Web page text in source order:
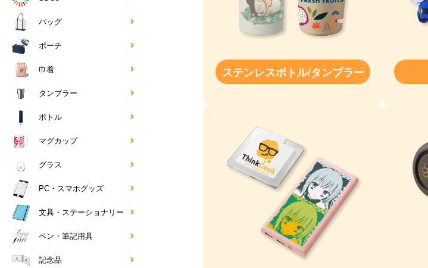
ステンレスボトル/タンブラー
バッグ
ポーチ
巾着
タンブラー
ボトル
マグカップ
グラス
PC・スマホグッズ
文具・ステーショナリー
ペン・筆記用具
記念品